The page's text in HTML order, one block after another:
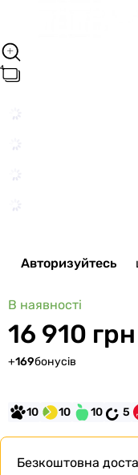
Авторизуйтесь
В наявності
16 910 грн
+169бонусів
10 10 10 5
Безкоштовна